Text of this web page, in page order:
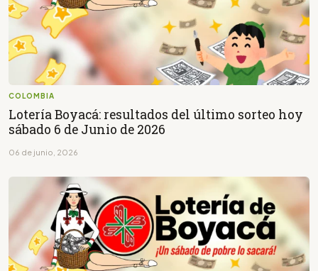
COLOMBIA
Lotería Boyacá: resultados del último sorteo hoy
sábado 6 de Junio de 2026
06 de junio, 2026